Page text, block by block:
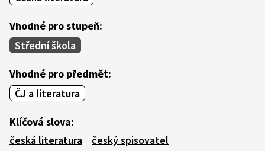
Vhodné pro stupeň:
Střední škola
Vhodné pro předmět:
ČJ a literatura
Klíčová slova:
česká literatura
český spisovatel